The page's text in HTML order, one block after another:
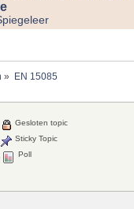
» EN 15085
Gesloten topic
Sticky Topic
Poll